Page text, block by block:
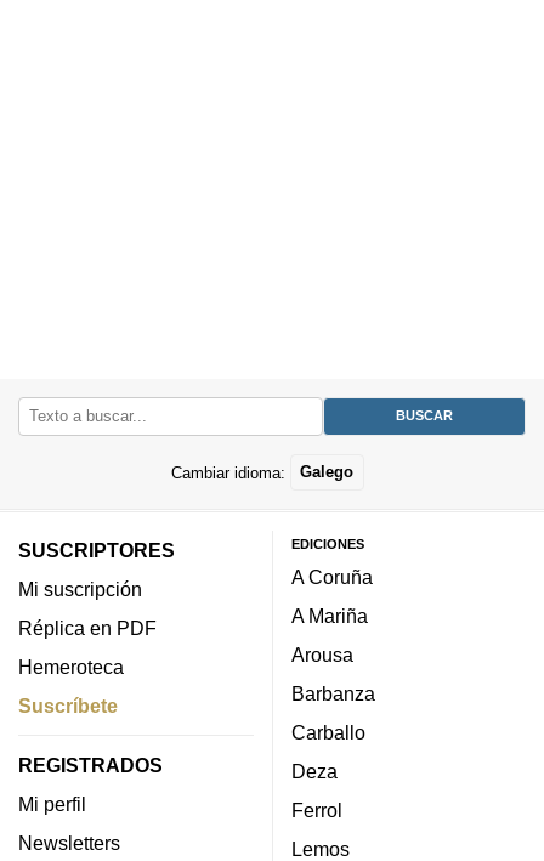
Cambiar idioma: Galego
SUSCRIPTORES
Mi suscripción
Réplica en PDF
Hemeroteca
Suscríbete
REGISTRADOS
Mi perfil
Newsletters
EDICIONES
A Coruña
A Mariña
Arousa
Barbanza
Carballo
Deza
Ferrol
Lemos